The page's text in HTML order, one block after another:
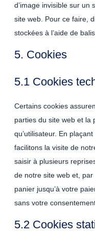
d’image invisible sur un
site web. Pour ce faire,
stockées à l’aide de
5. Cookies
5.1 Cookies
Certains cookies
parties du site web et la
qu’utilisateur. En
facilitons la visite de
saisir à plusieurs
de notre site web et,
panier jusqu’à votre
sans votre
5.2 Cookies